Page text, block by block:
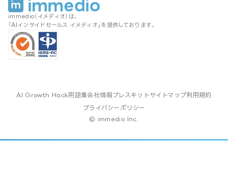
immedio（イメディオ）は、
「AIインサイドセールス イメディオ」を提供しております。
AI Growth Hack用語集会社情報プレスキットサイトマップ利用規約
プライバシーポリシー
© immedio Inc.